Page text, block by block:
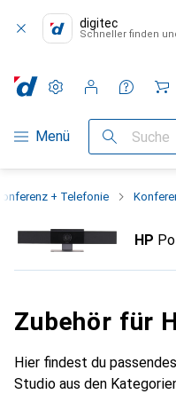
digitec
Schneller finden
Navigation nach Kategorien
Menü Suche
Einstellungen
Kundenkonto
Vergleichslisten
Merklisten
Warenkorb
+ Telefonie
HP
Zubehör für
Hier findest du
Studio aus den